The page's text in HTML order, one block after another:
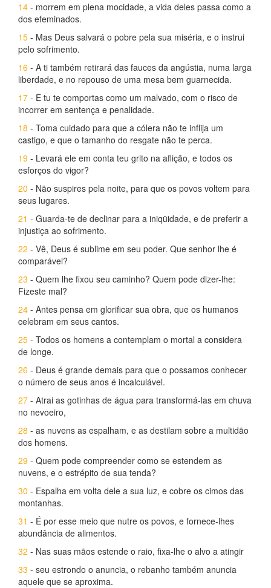
14 - morrem em plena mocidade, a vida deles passa como a
dos efeminados.
15 - Mas Deus salvará o pobre pela sua miséria, e o instrui
pelo sofrimento.
16 - A ti também retirará das fauces da angústia, numa larga
liberdade, e no repouso de uma mesa bem guarnecida.
17 - E tu te comportas como um malvado, com o risco de
incorrer em sentença e penalidade.
18 - Toma cuidado para que a cólera não te inflija um
castigo, e que o tamanho do resgate não te perca.
19 - Levará ele em conta teu grito na aflição, e todos os
esforços do vigor?
20 - Não suspires pela noite, para que os povos voltem para
seus lugares.
21 - Guarda-te de declinar para a iniqüidade, e de preferir a
injustiça ao sofrimento.
22 - Vê, Deus é sublime em seu poder. Que senhor lhe é
comparável?
23 - Quem lhe fixou seu caminho? Quem pode dizer-lhe:
Fizeste mal?
24 - Antes pensa em glorificar sua obra, que os humanos
celebram em seus cantos.
25 - Todos os homens a contemplam o mortal a considera
de longe.
26 - Deus é grande demais para que o possamos conhecer
o número de seus anos é incalculável.
27 - Atrai as gotinhas de água para transformá-las em chuva
no nevoeiro,
28 - as nuvens as espalham, e as destilam sobre a multidão
dos homens.
29 - Quem pode compreender como se estendem as
nuvens, e o estrépito de sua tenda?
30 - Espalha em volta dele a sua luz, e cobre os cimos das
montanhas.
31 - É por esse meio que nutre os povos, e fornece-lhes
abundância de alimentos.
32 - Nas suas mãos estende o raio, fixa-lhe o alvo a atingir
33 - seu estrondo o anuncia, o rebanho também anuncia
aquele que se aproxima.